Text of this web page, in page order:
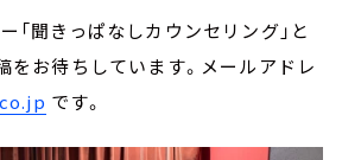
「聞きっぱなしカウンセリング」と
をお待ちしています。メールアドレ
です。